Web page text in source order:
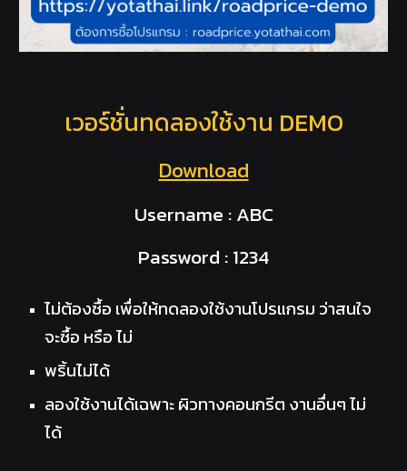
เวอร์ชั่นทดลองใช้งาน DEMO
Download
Username : ABC
Password : 1234
ไม่ต้องซื้อ เพื่อให้ทดลองใช้งานโปรแกรม ว่าสนใจ
จะซื้อ หรือ ไม่
พริ้นไม่ได้
ลองใช้งานได้เฉพาะ ผิวทางคอนกรีต งานอื่นๆ ไม่
ได้